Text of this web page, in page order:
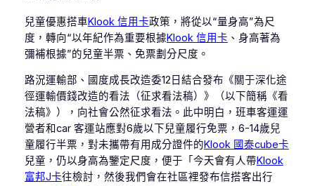
兒童優惠搭車Klook 信用卡政策，將從以“量身高”為尺
度，轉向“以年紀作為重要根據Klook 信用卡 、身高著為
彌補根據”的兒童半票、免票劃分尺度。
路況運輸部、國度成長改造委12日結合發布《關于深化途
徑運輸價錢改造的看法（征求看法稿）》（以下簡稱《看
法稿》），向社會公然征求看法。此中明白，班車客運運
營者和car 客運站應對6歲以下兒童履行免票，6-14歲兒
童履行半票，對未攜帶有用成分證件的Klook 國泰cube卡
兒童，仍以身高為鑒定尺度，便于「今天會有人帶Klook
富邦J卡往檢討，然後我們會在社區裡發布信搭客出行